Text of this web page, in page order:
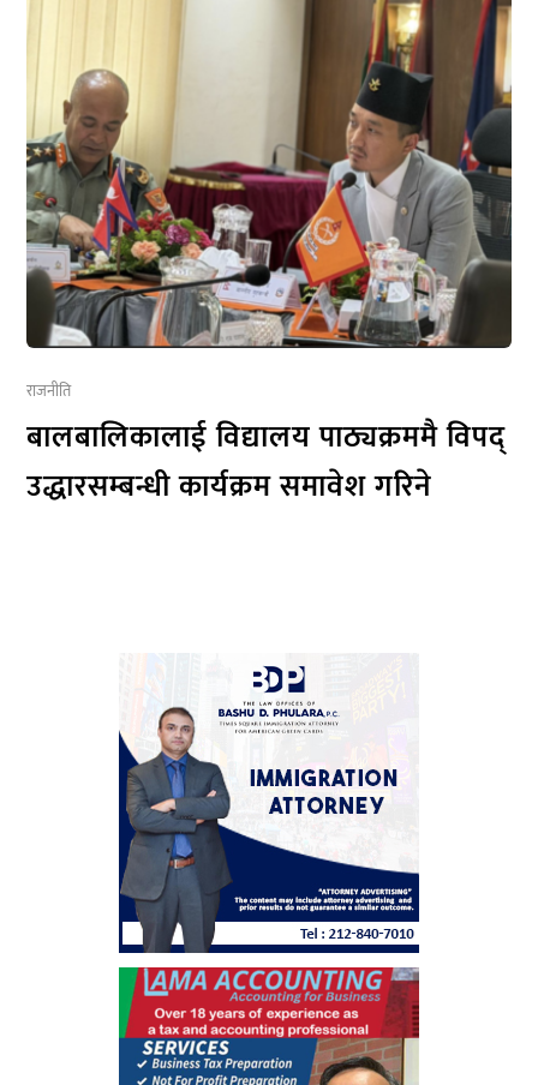
राजनीति
बालबालिकालाई विद्यालय पाठ्यक्रममै विपद्
उद्धारसम्बन्धी कार्यक्रम समावेश गरिने